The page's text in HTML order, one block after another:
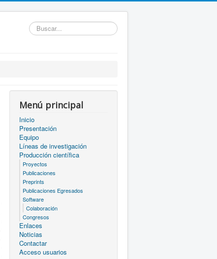
Buscar...
Menú principal
Inicio
Presentación
Equipo
Líneas de investigación
Producción científica
Proyectos
Publicaciones
Preprints
Publicaciones Egresados
Software
Colaboración
Congresos
Enlaces
Noticias
Contactar
Acceso usuarios